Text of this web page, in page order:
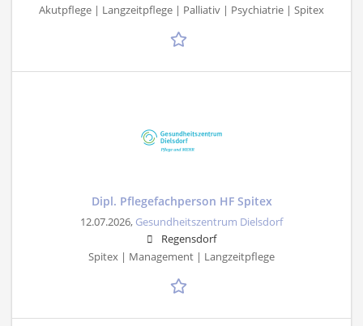
Akutpflege | Langzeitpflege | Palliativ | Psychiatrie | Spitex
Dipl. Pflegefachperson HF Spitex
12.07.2026, Gesundheitszentrum Dielsdorf
Regensdorf
Spitex | Management | Langzeitpflege